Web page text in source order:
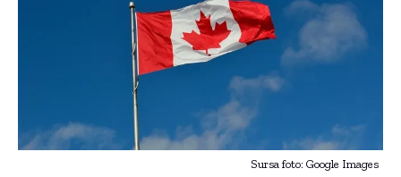
Sursa foto: Google Images